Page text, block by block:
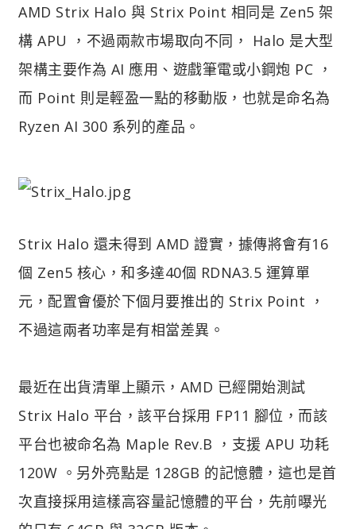
AMD Strix Halo 與 Strix Point 相同是 Zen5 架
構 APU ，不過兩款市場取向不同， Halo 是大型
架構主要作為 AI 應用、遊戲筆電或小鋼炮 PC ，
而 Point 則是輕盈一點的移動版，也就是命名為
Ryzen AI 300 系列的產品。
Strix Halo 還未得到 AMD 證實，據傳將會有16
個 Zen5 核心，和多達40個 RDNA3.5 運算單
元，配置會優於下個月要推出的 Strix Point ，
不過這兩者功率是有相當差異。
最近在出貨清單上顯示，AMD 已經開始測試
Strix Halo 平台，該平台採用 FP11 腳位，而該
平台也被命名為 Maple Rev.B ，支援 APU 功耗
120W 。另外亮點是 128GB 的記憶體，這也是首
次直接採用這樣高容量記憶體的平台，先前曝光